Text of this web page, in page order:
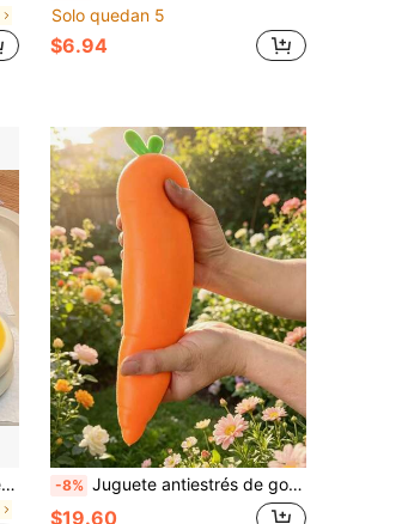
Solo quedan 5
$6.94
1 pieza/2 piezas Juguete apretable de tarta de crema de fresa y arándano, juguete antiestrés, regalo perfecto para vacaciones, cumpleaños, Navidad y fiestas -8% Juguete antiestrés de goma suave tipo squishy con forma de zanahoria realista, extra grande, 30 cm, creativo y de alta demanda, al por mayor
$19.60